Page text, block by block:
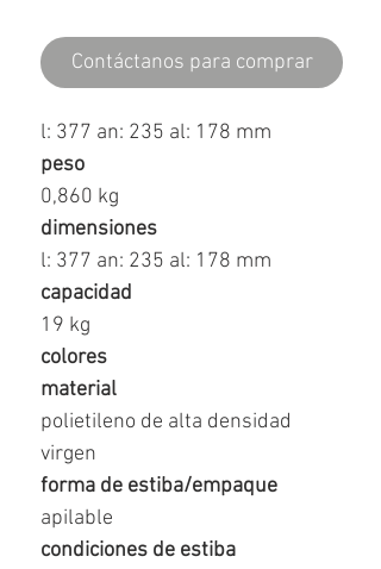
Contáctanos para comprar
l: 377 an: 235 al: 178 mm
peso
0,860 kg
dimensiones
l: 377 an: 235 al: 178 mm
capacidad
19 kg
colores
material
polietileno de alta densidad
virgen
forma de estiba/empaque
apilable
condiciones de estiba